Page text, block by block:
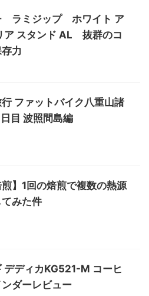
ラミジップ ホワイト ア
ア スタンド AL 抜群のコ
力
ファットバイク八重山諸
目 波照間島編
煎】1回の焙煎で複数の熱源
みた件
デディカKG521-M コーヒ
ダーレビュー